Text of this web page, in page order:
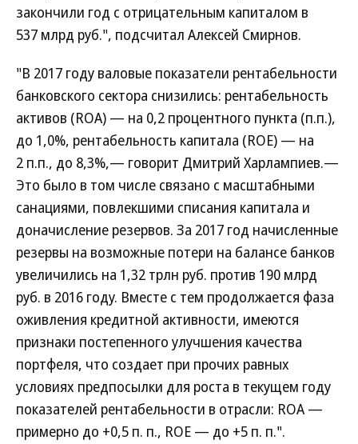
закончили год с отрицательным капиталом в
537 млрд руб.", подсчитал Алексей Смирнов.
"В 2017 году валовые показатели рентабельности
банковского сектора снизились: рентабельность
активов (ROA) — на 0,2 процентного пункта (п.п.),
до 1,0%, рентабельность капитала (ROE) — на
2 п.п., до 8,3%,— говорит Дмитрий Харлампиев.—
Это было в том числе связано с масштабными
санациями, повлекшими списания капитала и
доначисление резервов. За 2017 год начисленные
резервы на возможные потери на балансе банков
увеличились на 1,32 трлн руб. против 190 млрд
руб. в 2016 году. Вместе с тем продолжается фаза
оживления кредитной активности, имеются
признаки постепенного улучшения качества
портфеля, что создает при прочих равных
условиях предпосылки для роста в текущем году
показателей рентабельности в отрасли: ROA —
примерно до +0,5 п. п., ROE — до +5 п. п.".